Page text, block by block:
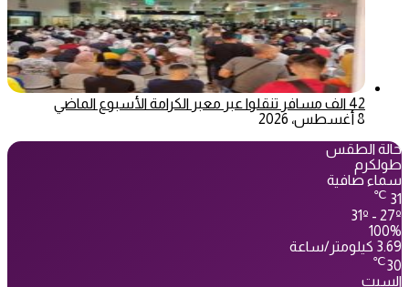
42 الف مسافر تنقلوا عبر معبر الكرامة الأسبوع الماضي
8 أغسطس، 2026
حالة الطقس
طولكرم
سماء صافية
31
℃
31º - 27º
100%
3.69 كيلومتر/ساعة
30
℃
السبت